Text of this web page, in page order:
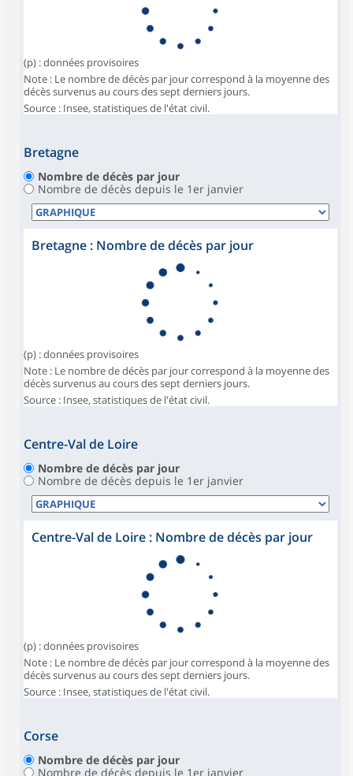
(p) : données provisoires
Note : Le nombre de décès par jour correspond à la moyenne des
décès survenus au cours des sept derniers jours.
Source : Insee, statistiques de l'état civil.
Bretagne
Nombre de décès par jour
Nombre de décès depuis le 1er janvier
Bretagne : Nombre de décès par jour
(p) : données provisoires
Note : Le nombre de décès par jour correspond à la moyenne des
décès survenus au cours des sept derniers jours.
Source : Insee, statistiques de l'état civil.
Centre-Val de Loire
Nombre de décès par jour
Nombre de décès depuis le 1er janvier
Centre-Val de Loire : Nombre de décès par jour
(p) : données provisoires
Note : Le nombre de décès par jour correspond à la moyenne des
décès survenus au cours des sept derniers jours.
Source : Insee, statistiques de l'état civil.
Corse
Nombre de décès par jour
Nombre de décès depuis le 1er janvier